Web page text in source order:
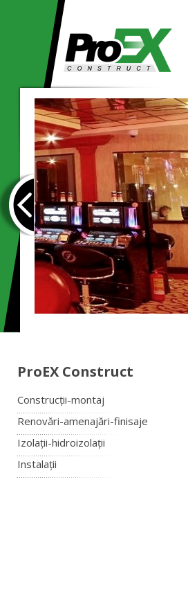
ProEX Construct
Construcții-montaj
Renovări-amenajări-finisaje
Izolații-hidroizolații
Instalații